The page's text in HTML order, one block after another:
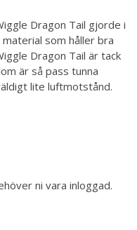
Dragon Tail gjorde i
som håller bra
Dragon Tail är tack
är så pass tunna
lite luftmotstånd.
ni vara inloggad.